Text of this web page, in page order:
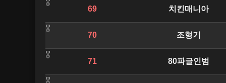
69 치킨매니아
70 조형기
71 80파글인범